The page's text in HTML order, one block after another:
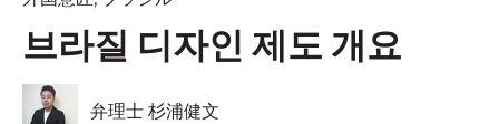
브라질 디자인 제도 개요
弁理士 杉浦健文